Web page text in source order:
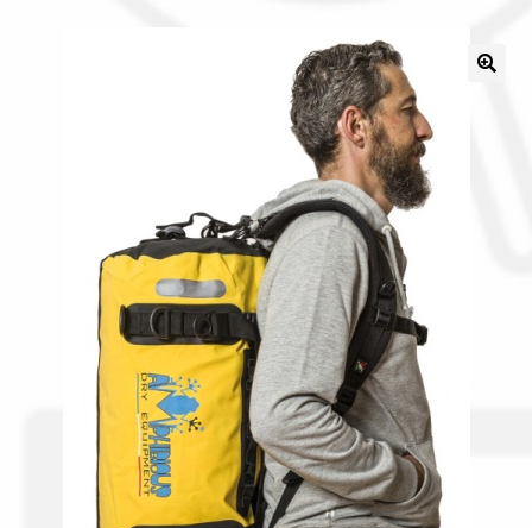
Acquisti in rete pubblica amministrazione
Assicurazione integrativa Garanzia3
Bonus fiscali 2025
Diritto di recesso
Garanzia del produttore
Gestione resi